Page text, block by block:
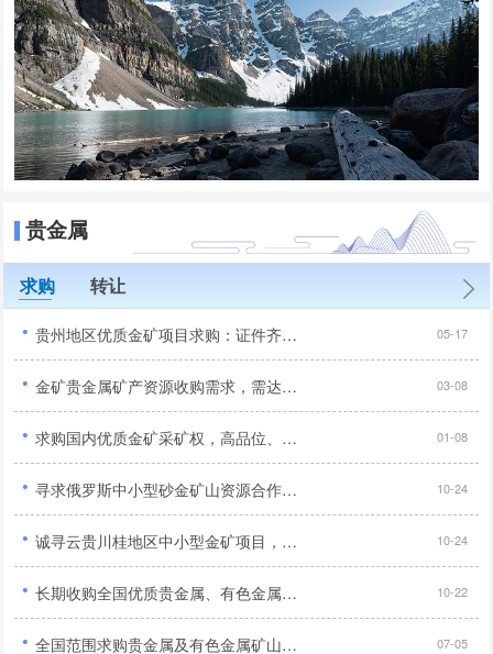
贵金属
求购 转让
· 贵州地区优质金矿项目求购：证件齐全、产权清晰、无纠纷无诉讼... 05-17
· 金矿贵金属矿产资源收购需求，需达到5-10吨以上... 03-08
· 求购国内优质金矿采矿权，高品位、证件齐全、交通优势... 01-08
· 寻求俄罗斯中小型砂金矿山资源合作，手续齐全工业品位达标优先... 10-24
· 诚寻云贵川桂地区中小型金矿项目，采矿探矿权均可合作... 10-24
· 长期收购全国优质贵金属、有色金属矿山资源，以金铜为主欢迎洽谈合作... 10-22
· 全国范围求购贵金属及有色金属矿山：金、铜、铅锌矿 - 规模大、品位高... 07-05